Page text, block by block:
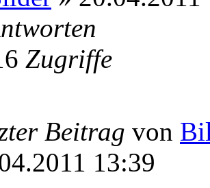
Zugriffe
Beitrag von
13:39